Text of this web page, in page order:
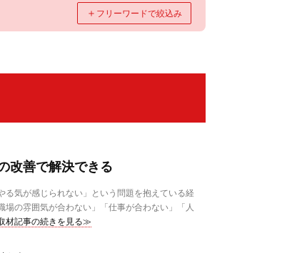
＋ フリーワードで絞込み
改善で解決できる
気が感じられない」という問題を抱えている経
の雰囲気が合わない」「仕事が合わない」「人
材記事の続きを見る≫